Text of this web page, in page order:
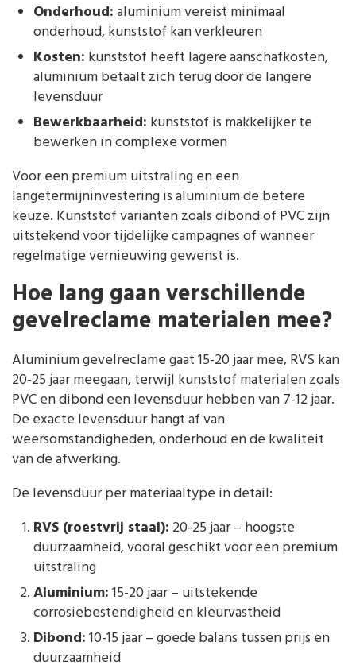
Onderhoud:aluminium vereist minimaal
onderhoud, kunststof kan verkleuren
Kosten: kunststof heeft lagere aanschafkosten,
aluminium betaalt zich terug door de langere
levensduur
Bewerkbaarheid: kunststof is makkelijker te
bewerken in complexe vormen
Voor een premium uitstraling en een
langetermijninvestering is aluminium de betere
keuze. Kunststof varianten zoals dibond of PVC zijn
uitstekend voor tijdelijke campagnes of wanneer
regelmatige vernieuwing gewenst is.
Hoe lang gaan verschillende
gevelreclame materialen mee?
Aluminium gevelreclame gaat 15-20 jaar mee, RVS kan
20-25 jaar meegaan, terwijl kunststof materialen zoals
PVC en dibond een levensduur hebben van 7-12 jaar.
De exacte levensduur hangt af van
weersomstandigheden, onderhoud en de kwaliteit
van de afwerking.
De levensduur per materiaaltype in detail:
RVS (roestvrij staal): 20-25 jaar – hoogste
duurzaamheid, vooral geschikt voor een premium
uitstraling
Aluminium:15-20 jaar – uitstekende
corrosiebestendigheid en kleurvastheid
Dibond:10-15 jaar – goede balans tussen prijs en
duurzaamheid